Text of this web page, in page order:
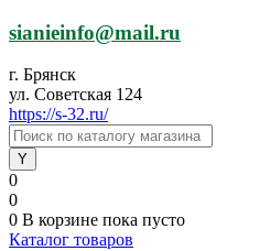
sianieinfo@mail.ru
г. Брянск
ул. Советская 124
https://s-32.ru/
0
0
0 В корзине пока пусто
Каталог товаров